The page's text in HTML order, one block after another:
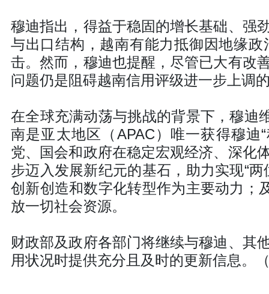
穆迪指出，得益于稳固的增长基础、强
与出口结构，越南有能力抵御因地缘
击。然而，穆迪也提醒，尽管已大有改
问题仍是阻碍越南信用评级进一步上调
在全球充满动荡与挑战的背景下，穆迪
南是亚太地区（APAC）唯一获得穆迪
党、国会和政府在稳定宏观经济、深化
步迈入发展新纪元的基石，助力实现“
创新创造和数字化转型作为主要动力；
放一切社会资源。
财政部及政府各部门将继续与穆迪、其
用状况时提供充分且及时的更新信息。